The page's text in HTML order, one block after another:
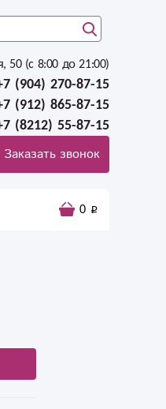
(c 8:00 до 21:00)
(904) 270-87-15
(912) 865-87-15
(8212) 55-87-15
Заказать звонок
0